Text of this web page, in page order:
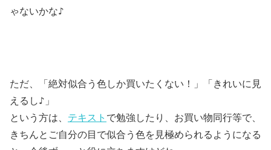
ゃないかな♪
ただ、「絶対似合う色しか買いたくない！」「きれいに見
えるし♪ 」
という方は、 テキスト で勉強したり、お買い物同行等で、
きちんとご自分の目で似合う色を見極められるようになる